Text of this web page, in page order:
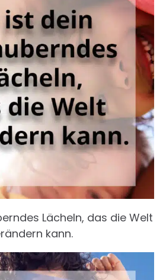
Lächeln, das die Welt
kann.